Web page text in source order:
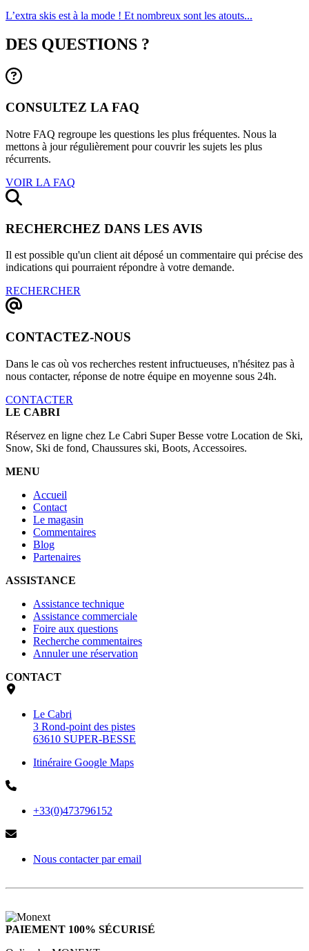
L’extra skis est à la mode ! Et nombreux sont les atouts...
DES QUESTIONS ?
CONSULTEZ LA FAQ
Notre FAQ regroupe les questions les plus fréquentes. Nous la
mettons à jour régulièrement pour couvrir les sujets les plus
récurrents.
VOIR LA FAQ
RECHERCHEZ DANS LES AVIS
Il est possible qu'un client ait déposé un commentaire qui précise des
indications qui pourraient répondre à votre demande.
RECHERCHER
CONTACTEZ-NOUS
Dans le cas où vos recherches restent infructueuses, n'hésitez pas à
nous contacter, réponse de notre équipe en moyenne sous 24h.
CONTACTER
LE CABRI
Réservez en ligne chez Le Cabri Super Besse votre Location de Ski,
Snow, Ski de fond, Chaussures ski, Boots, Accessoires.
MENU
Accueil
Contact
Le magasin
Commentaires
Blog
Partenaires
ASSISTANCE
Assistance technique
Assistance commerciale
Foire aux questions
Recherche commentaires
Annuler une réservation
CONTACT
Le Cabri
3 Rond-point des pistes
63610 SUPER-BESSE
Itinéraire Google Maps
+33(0)473796152
Nous contacter par email
PAIEMENT 100% SÉCURISÉ